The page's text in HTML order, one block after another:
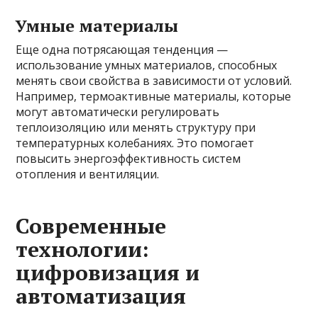
Умные материалы
Еще одна потрясающая тенденция —
использование умных материалов, способных
менять свои свойства в зависимости от условий.
Например, термоактивные материалы, которые
могут автоматически регулировать
теплоизоляцию или менять структуру при
температурных колебаниях. Это помогает
повысить энергоэффективность систем
отопления и вентиляции.
Современные
технологии:
цифровизация и
автоматизация